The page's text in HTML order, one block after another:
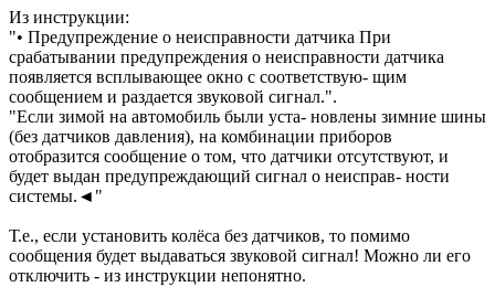
Из инструкции:
"• Предупреждение о неисправности датчика При
срабатывании предупреждения о неисправности датчика
появляется всплывающее окно с соответствую- щим
сообщением и раздается звуковой сигнал.".
"Если зимой на автомобиль были уста- новлены зимние шины
(без датчиков давления), на комбинации приборов
отобразится сообщение о том, что датчики отсутствуют, и
будет выдан предупреждающий сигнал о неисправ- ности
системы.◄"
Т.е., если установить колёса без датчиков, то помимо
сообщения будет выдаваться звуковой сигнал! Можно ли его
отключить - из инструкции непонятно.